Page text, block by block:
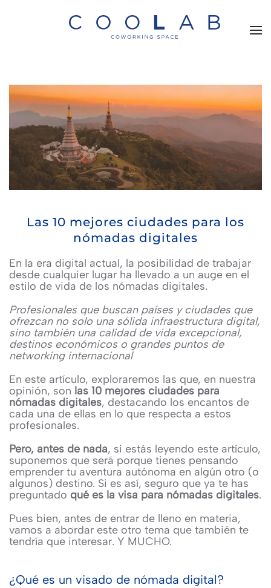
Skip to main content
Las 10 mejores ciudades para los
nómadas digitales
En la era digital actual, la posibilidad de trabajar
desde cualquier lugar ha llevado a un auge en el
estilo de vida de los nómadas digitales.
Profesionales que buscan países y ciudades que
ofrezcan no solo una sólida infraestructura digital,
sino también una calidad de vida excepcional,
destinos económicos o grandes puntos de
networking internacional
En este artículo, exploraremos las que, en nuestra
opinión, son las 10 mejores ciudades para
nómadas digitales, destacando los encantos de
cada una de ellas en lo que respecta a estos
profesionales.
Pero, antes de nada, si estás leyendo este artículo,
suponemos que será porque tienes pensando
emprender tu aventura autónoma en algún otro (o
algunos) destino. Si es así, seguro que ya te has
preguntado qué es la visa para nómadas digitales.
Pues bien, antes de entrar de lleno en materia,
vamos a abordar este otro tema que también te
tendría que interesar. Y MUCHO.
¿Qué es un visado de nómada digital?